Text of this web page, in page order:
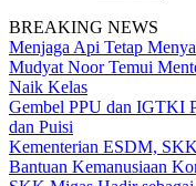
BREAKING NEWS
Menjaga Api Tetap
Mudyat Noor Temui
Naik Kelas
Gembel PPU dan IGTKI
dan Puisi
Kementerian ESDM,
Bantuan Kemanusiaan